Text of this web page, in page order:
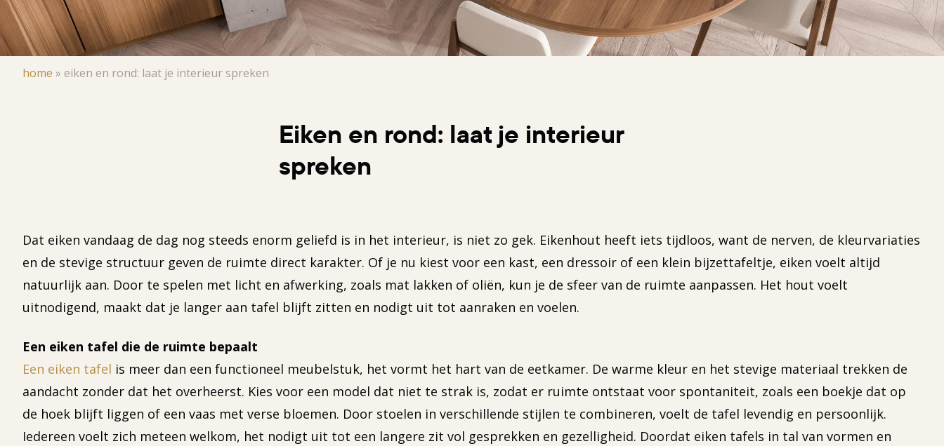
Kruimelpad
home » eiken en rond: laat je interieur spreken
Eiken en rond: laat je interieur
spreken
Dat eiken vandaag de dag nog steeds enorm geliefd is in het interieur, is niet zo gek. Eikenhout heeft iets tijdloos, want de nerven, de kleurvariaties
en de stevige structuur geven de ruimte direct karakter. Of je nu kiest voor een kast, een dressoir of een klein bijzettafeltje, eiken voelt altijd
natuurlijk aan. Door te spelen met licht en afwerking, zoals mat lakken of oliën, kun je de sfeer van de ruimte aanpassen. Het hout voelt
uitnodigend, maakt dat je langer aan tafel blijft zitten en nodigt uit tot aanraken en voelen.
Een eiken tafel die de ruimte bepaalt
Een eiken tafel is meer dan een functioneel meubelstuk, het vormt het hart van de eetkamer. De warme kleur en het stevige materiaal trekken de
aandacht zonder dat het overheerst. Kies voor een model dat niet te strak is, zodat er ruimte ontstaat voor spontaniteit, zoals een boekje dat op
de hoek blijft liggen of een vaas met verse bloemen. Door stoelen in verschillende stijlen te combineren, voelt de tafel levendig en persoonlijk.
Iedereen voelt zich meteen welkom, het nodigt uit tot een langere zit vol gesprekken en gezelligheid. Doordat eiken tafels in tal van vormen en